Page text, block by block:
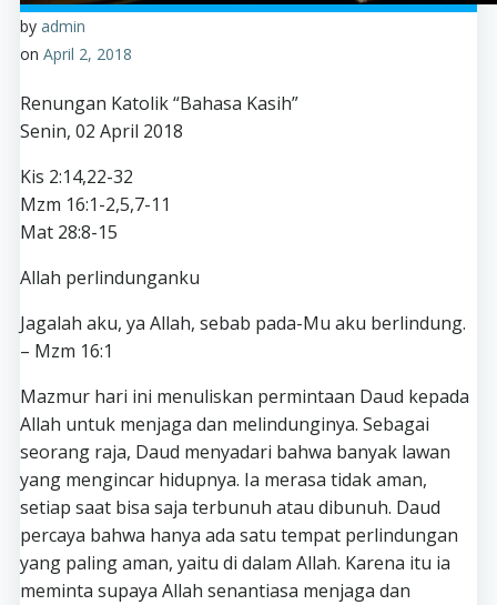
by admin
on April 2, 2018
Renungan Katolik “Bahasa Kasih”
Senin, 02 April 2018
Kis 2:14,22-32
Mzm 16:1-2,5,7-11
Mat 28:8-15
Allah perlindunganku
Jagalah aku, ya Allah, sebab pada-Mu aku berlindung.
– Mzm 16:1
Mazmur hari ini menuliskan permintaan Daud kepada
Allah untuk menjaga dan melindunginya. Sebagai
seorang raja, Daud menyadari bahwa banyak lawan
yang mengincar hidupnya. Ia merasa tidak aman,
setiap saat bisa saja terbunuh atau dibunuh. Daud
percaya bahwa hanya ada satu tempat perlindungan
yang paling aman, yaitu di dalam Allah. Karena itu ia
meminta supaya Allah senantiasa menjaga dan